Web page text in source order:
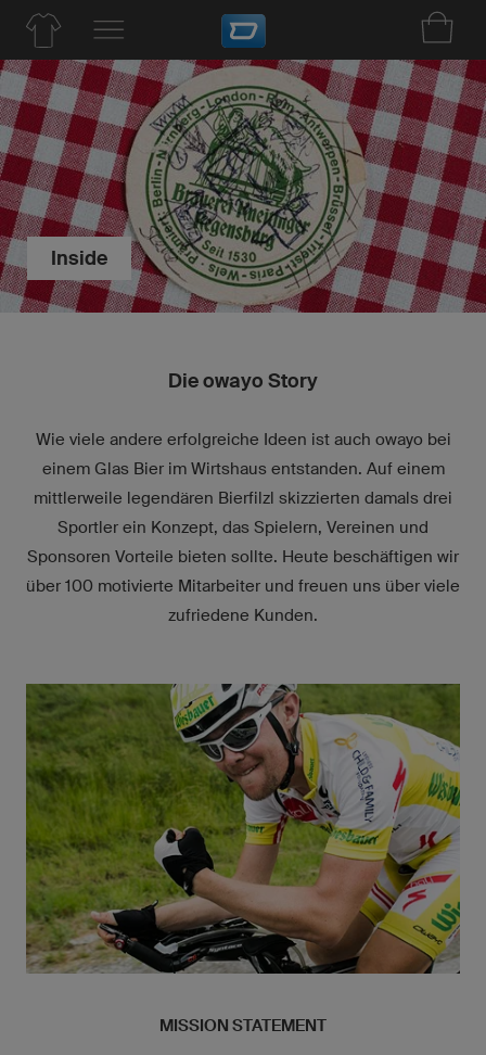
Inside
Die owayo Story
Wie viele andere erfolgreiche Ideen ist auch owayo bei
einem Glas Bier im Wirtshaus entstanden. Auf einem
mittlerweile legendären Bierfilzl skizzierten damals drei
Sportler ein Konzept, das Spielern, Vereinen und
Sponsoren Vorteile bieten sollte. Heute beschäftigen wir
über 100 motivierte Mitarbeiter und freuen uns über viele
zufriedene Kunden.
MISSION STATEMENT